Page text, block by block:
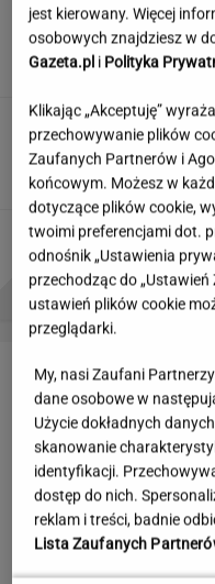
Nie
oznaczać,
MATERIAŁ
warto
MATERIAŁ
Autorzy:
MICHAŁ
TRELA
PROBLEMY POLSKICH SIATKARZY
jest kierowany. Więcej
osobowych znajdziesz w
Gazeta.pl i Polityka
Klikając „Akceptuję”
przechowywanie plików
Zaufanych Partnerów i
końcowym. Możesz w
dotyczące plików cookie,
twoimi preferencjami dot.
odnośnik „Ustawienia
przechodząc do
ustawień plików cookie
przeglądarki.
My, nasi Zaufani
dane osobowe w
Użycie dokładnych
skanowanie
identyfikacji.
dostęp do nich.
reklam i treści, badnie
Lista Zaufanych